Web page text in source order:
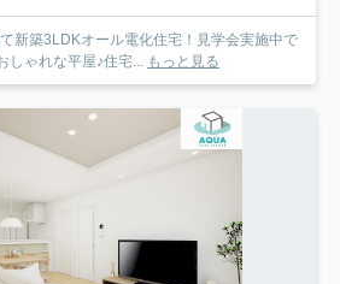
新築3LDKオール電化住宅！見学会実施中で
しゃれな平屋♪住宅...
もっと見る